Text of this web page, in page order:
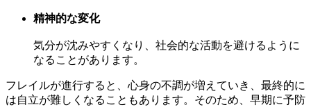
精神的な変化
気分が沈みやすくなり、社会的な活動を避けるように
なることがあります。
フレイルが進行すると、心身の不調が増えていき、最終的に
は自立が難しくなることもあります。そのため、早期に予防